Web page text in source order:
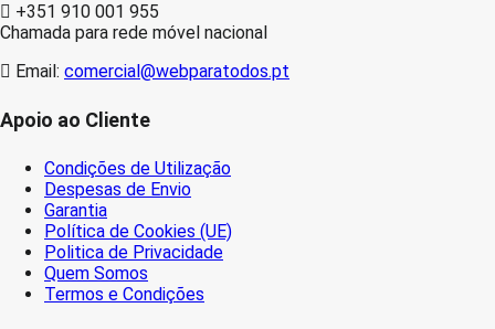
+351 910 001 955
Chamada para rede móvel nacional
Email: comercial@webparatodos.pt
Apoio ao Cliente
Condições de Utilização
Despesas de Envio
Garantia
Política de Cookies (UE)
Politica de Privacidade
Quem Somos
Termos e Condições